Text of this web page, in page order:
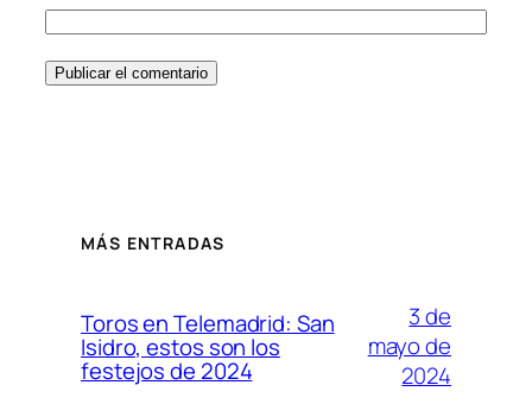
MÁS ENTRADAS
Toros en Telemadrid: San
Isidro, estos son los
festejos de 2024
3 de
mayo de
2024